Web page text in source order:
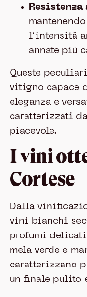
l’intensità
annate più
Queste
vitigno capace
eleganza e
caratterizzati
piacevole.
I vini
Cortese
Dalla
vini bianchi
profumi
mela verde e
caratterizzano
un finale pulito